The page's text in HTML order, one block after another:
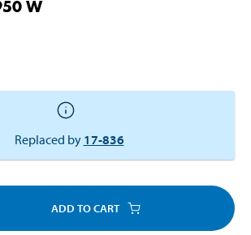
W
Replaced by 17-836
ADD TO CART